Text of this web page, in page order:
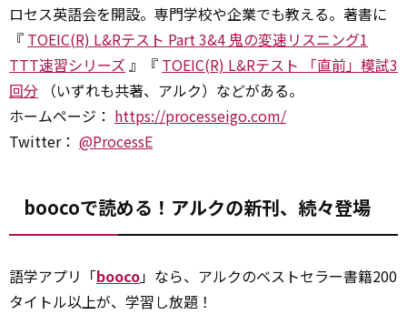
ロセス英語会を開設。専門学校や企業でも教える。著書に
『 TOEIC(R) L&Rテスト Part 3&4 鬼の変速リスニング1
TTT速習シリーズ 』『 TOEIC(R) L&Rテスト 「直前」模試3
回分 （いずれも共著、アルク）などがある。
ホームページ： https://processeigo.com/
Twitter： @ProcessE
boocoで読める！アルクの新刊、続々登場
語学アプリ「booco」なら、アルクのベストセラー書籍200
タイトル以上が、学習し放題！